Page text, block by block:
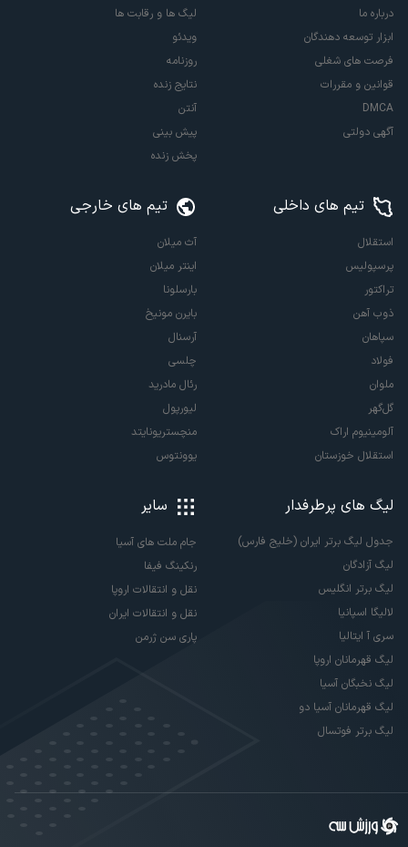
درباره ما
ابزار توسعه دهندگان
فرصت های شغلی
قوانین و مقررات
DMCA
آگهی دولتی
لیگ ها و رقابت ها
ویدئو
روزنامه
نتایج زنده
آنتن
پیش بینی
پخش زنده
تیم های داخلی
استقلال
پرسپولیس
تراکتور
ذوب آهن
سپاهان
فولاد
ملوان
گل‌گهر
آلومینیوم اراک
استقلال خوزستان
تیم های خارجی
آث میلان
اینتر میلان
بارسلونا
بایرن مونیخ
آرسنال
چلسی
رئال مادرید
لیورپول
منچستریونایتد
یوونتوس
لیگ های پرطرفدار
جدول لیگ برتر ایران (خلیج فارس)
لیگ آزادگان
لیگ برتر انگلیس
لالیگا اسپانیا
سری آ ایتالیا
لیگ قهرمانان اروپا
لیگ نخبگان آسیا
لیگ قهرمانان آسیا دو
لیگ برتر فوتسال
سایر
جام ملت های آسیا
رنکینگ فیفا
نقل و انتقالات اروپا
نقل و انتقالات ایران
پاری سن ژرمن